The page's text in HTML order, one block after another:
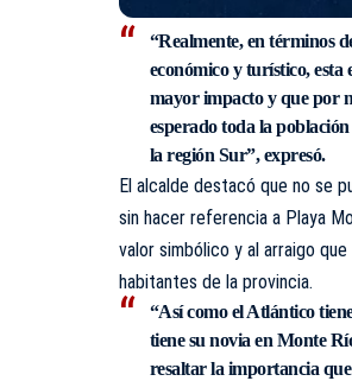
“Realmente, en términos
económico y turístico, esta
mayor impacto y que por
esperado toda la
la región Sur”, expresó.
El alcalde destacó que no se
sin hacer referencia a Playa
valor simbólico y al arraigo
habitantes de la provincia.
“Así como el Atlántico
tiene su novia en Monte
resaltar la importancia que